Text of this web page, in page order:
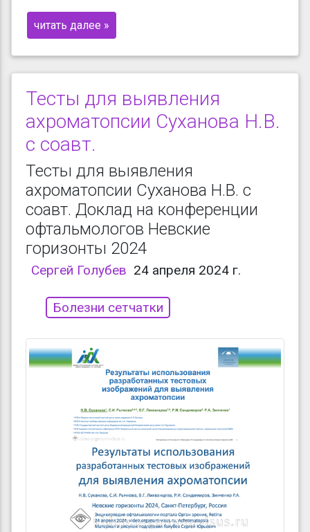
читать далее »
Тесты для выявления
ахроматопсии Суханова Н.В.
с соавт.
Тесты для выявления
ахроматопсии Суханова Н.В. с
соавт. Доклад на конференции
офтальмологов Невские
горизонты 2024
Сергей Голубев 24 апреля 2024 г.
Болезни сетчатки